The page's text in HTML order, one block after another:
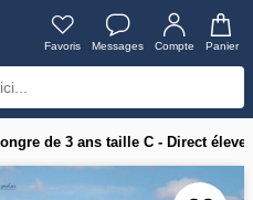
Favoris Messages Compte Panier
de 3 ans taille C - Direct